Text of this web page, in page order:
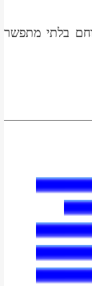
200% בכל משחק לוחם בלתי מתפשר